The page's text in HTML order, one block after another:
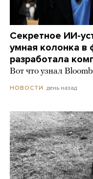
Секретное ИИ-
умная колонка в
разработала
Вот что узнал
НОВОСТИ день назад